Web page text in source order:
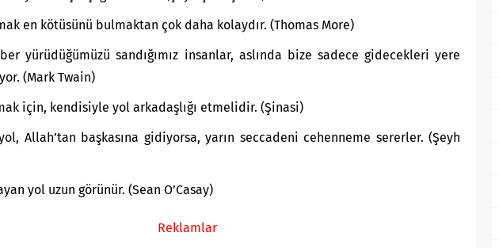
en kötüsünü bulmaktan çok daha kolaydır. (Thomas More)
yürüdüğümüzü sandığımız insanlar, aslında bize sadece gidecekleri yere
(Mark Twain)
için, kendisiyle yol arkadaşlığı etmelidir. (Şinasi)
Allah’tan başkasına gidiyorsa, yarın seccadeni cehenneme sererler. (Şeyh
yol uzun görünür. (Sean O’Casay)
Reklamlar